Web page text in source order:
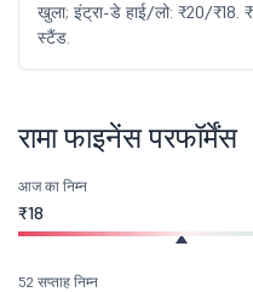
खुला; इंट्रा-डे हाई/लो: ₹20/₹18.
स्टैंड.
रामा फाइनेंस परफॉर्मेंस
आज का निम्न
₹18
52 सप्ताह निम्न